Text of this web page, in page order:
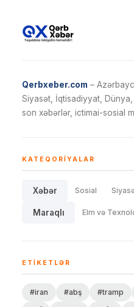
Qerbxeber.com –
Siyasət, İqtisadiyyat,
son xəbərlər, ictimai-sosial
KATEQORIYALAR
Xəbər Sosial
Maraqlı Elm və
ETIKETLƏR
#iran #abş #tramp